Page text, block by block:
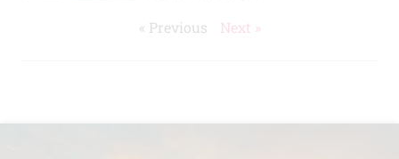
« Previous Next »